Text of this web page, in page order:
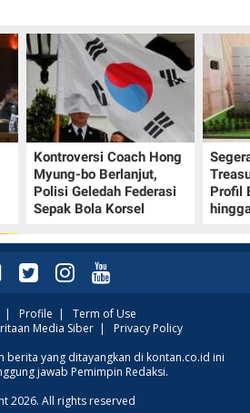
Kontroversi Coach Hong
Myung-bo Berlanjut,
Polisi Geledah Federasi
Sepak Bola Korsel
Profil
| Profile | Term of Use
Media Siber| Privacy Policy
berita yang ditayangkan di kontan.co.id ini
jawab Pemimpin Redaksi.
2026. All rights reserved